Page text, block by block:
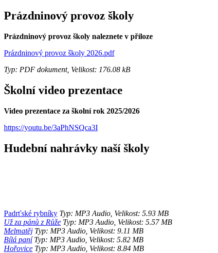
Prázdninový provoz školy
Prázdninový provoz školy naleznete v příloze
Prázdninový provoz školy 2026.pdf
Typ: PDF dokument, Velikost: 176.08 kB
Školní video prezentace
Video prezentace za školní rok 2025/2026
https://youtu.be/3aPhNSQca3I
Hudební nahrávky naší školy
Padrťské rybníky Typ: MP3 Audio, Velikost: 5.93 MB
Už za pánů z Růže Typ: MP3 Audio, Velikost: 5.57 MB
Melmatěj Typ: MP3 Audio, Velikost: 9.11 MB
Bílá paníTyp: MP3 Audio, Velikost: 5.82 MB
Hořovice Typ: MP3 Audio, Velikost: 8.84 MB